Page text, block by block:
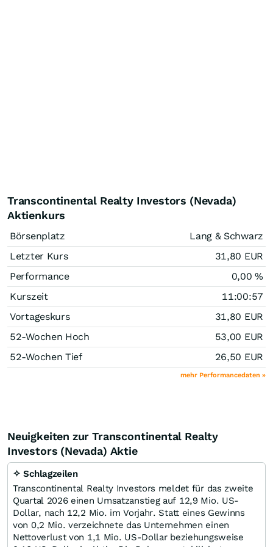
Transcontinental Realty Investors (Nevada)
Aktienkurs
Börsenplatz
Lang & Schwarz
Letzter Kurs
31,80 EUR
Performance
0,00%
Kurszeit
11:00:57
Vortageskurs
31,80 EUR
52-Wochen Hoch
53,00 EUR
52-Wochen Tief
26,50 EUR
mehr Performancedaten »
Neuigkeiten zur Transcontinental Realty
Investors (Nevada) Aktie
✧ Schlagzeilen
Transcontinental Realty Investors meldet für das zweite
Quartal 2026 einen Umsatzanstieg auf 12,9 Mio. US-
Dollar, nach 12,2 Mio. im Vorjahr. Statt eines Gewinns
von 0,2 Mio. verzeichnete das Unternehmen einen
Nettoverlust von 1,1 Mio. US-Dollar beziehungsweise